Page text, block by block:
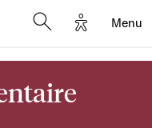
Options
Menu